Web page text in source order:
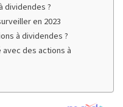
dividendes ?
en 2023
à dividendes ?
des actions à